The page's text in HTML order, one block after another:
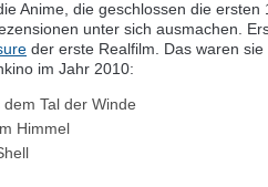
Anime, die geschlossen die ersten
unter sich ausmachen.
der erste Realfilm. Das waren sie
im Jahr 2010:
dem Tal der Winde
Himmel